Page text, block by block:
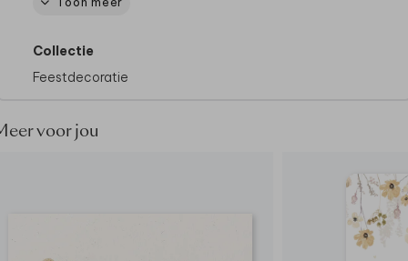
Dit product maakt deel uit van
Collectie
Feestdecoratie
voor jou